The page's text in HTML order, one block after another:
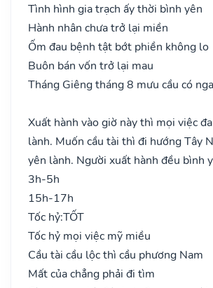
Tình hình gia trạch ấy thời bình yên
Hành nhân chưa trở lại miền
Ốm đau bệnh tật bớt phiền không lo
Buôn bán vốn trở lại mau
Tháng Giêng tháng 8 mưu cầu có
Xuất hành vào giờ này thì mọi việc
lành. Muốn cầu tài thì đi hướng Tây
yên lành. Người xuất hành đều bình
3h-5h
15h-17h
Tốc hỷ:TỐT
Tốc hỷ mọi việc mỹ miều
Cầu tài cầu lộc thì cầu phương Nam
Mất của chẳng phải đi tìm